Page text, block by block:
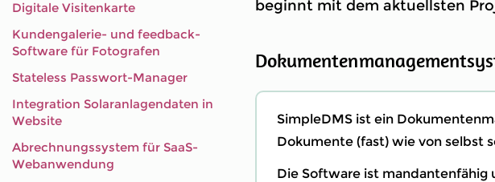
Digitale Visitenkarte
Kundengalerie- und feedback-
Software für Fotografen
Stateless Passwort-Manager
Integration Solaranlagendaten in
Website
Abrechnungssystem für SaaS-
Webanwendung
beginnt mit dem aktuellsten
SimpleDMS ist ein
Dokumente (fast) wie von selbst
Die Software ist mandantenfähig